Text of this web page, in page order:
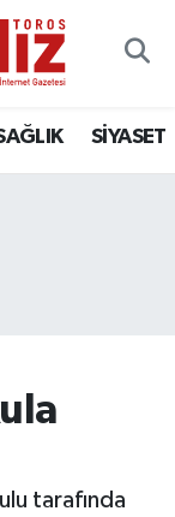
SİYASET
tarafında